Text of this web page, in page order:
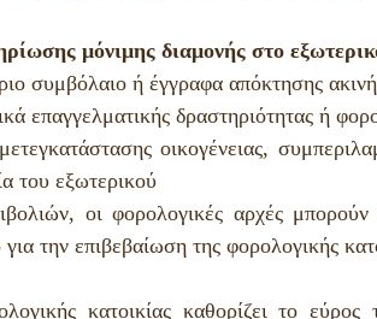
μόνιμης διαμονής στο
συμβόλαιο ή έγγραφα απόκτησης
επαγγελματικής δραστηριότητας ή
οικογένειας,
του εξωτερικού
οι φορολογικές αρχές
για την επιβεβαίωση της φορολογικής
κατοικίας καθορίζει το